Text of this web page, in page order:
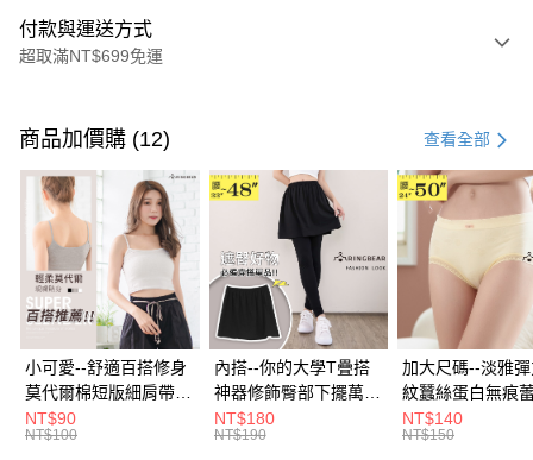
付款與運送方式
超取滿NT$699免運
信用卡一次付款
超商取貨付款
LINE Pay
Apple Pay
街口支付
悠遊付
Google Pay
全盈+PAY
商品加價購 (12) 查看全部
小可愛--舒適百搭修身
莫代爾棉短版細肩帶素
色背心(白.黑.灰L-2L)-
U582眼圈熊中大尺碼
NT$90
NT$100
內搭--你的大學T疊搭
神器修飾臀部下擺萬用
內搭裙/遮臀裙(黑2L-
6L)-Q155眼圈熊中大
NT$180
NT$190
加大尺碼--淡雅
紋蠶絲蛋白無痕
角內褲(白.粉.藍.
3L)-L28眼圈熊中
NT$140
NT$150